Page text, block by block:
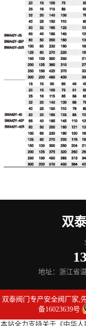
双
地址：浙江省
双泰阀门专产安全阀厂家,
备16023639号
本站全力支持关于《中华